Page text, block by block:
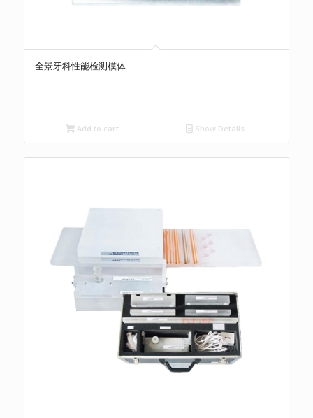
全景牙科性能检测模体
Add to cart Show Details